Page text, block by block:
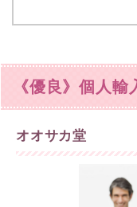
《優良》個人輸
オオサカ堂